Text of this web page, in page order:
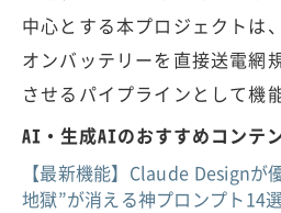
中心とする本プロジェクトは
オンバッテリーを直接送電網
させるパイプラインとして機
AI・生成AIのおすすめコンテ
【最新機能】Claude Design
地獄”が消える神プロンプト14